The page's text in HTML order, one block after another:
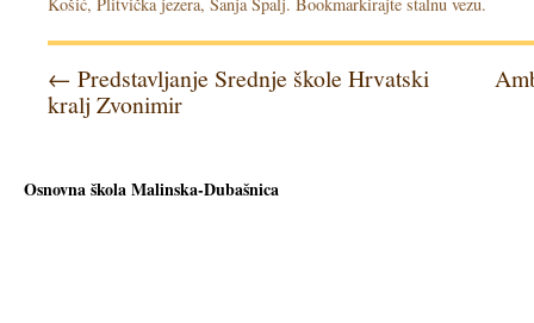
← Predstavljanje Srednje škole Hrvatski
kralj Zvonimir
Osnovna škola Malinska-Dubašnica